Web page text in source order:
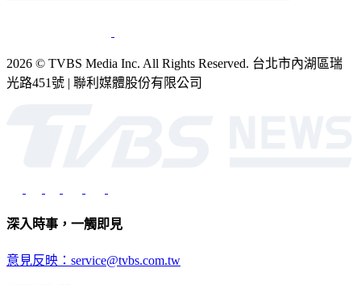
2026 © TVBS Media Inc. All Rights Reserved. 台北市內湖區瑞
光路451號 | 聯利媒體股份有限公司
深入時事，一觸即見
意見反映：service@tvbs.com.tw